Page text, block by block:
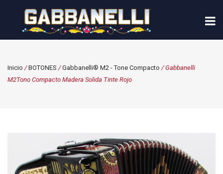
Inicio /BOTONES /Gabbanelli® M2 - Tone Compacto / Gabbanelli
M2Tono Compacto Madera Solida Tinte Rojo